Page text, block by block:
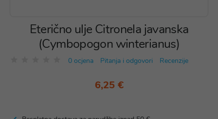
Eterično ulje Citronela javanska
(Cymbopogon winterianus)
0 ocjena Pitanja i odgovori Recenzije
6,25 €